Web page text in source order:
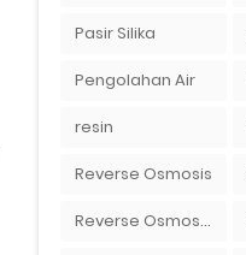
Pasir Silika
Pengolahan Air
resin
Reverse Osmosis
Reverse Osmosis Surabaya